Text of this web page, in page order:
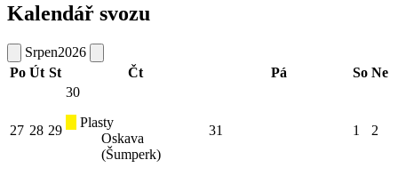
Kalendář svozu
Srpen2026
Po Út St Čt Pá So Ne
27 28 29
30
Plasty
Oskava
(Šumperk)
31 1 2